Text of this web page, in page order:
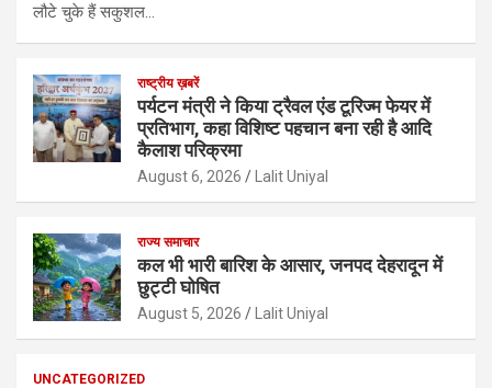
लौटे चुके हैं सकुशल…
राष्ट्रीय ख़बरें
पर्यटन मंत्री ने किया ट्रैवल एंड टूरिज्म फेयर में
प्रतिभाग, कहा विशिष्ट पहचान बना रही है आदि
कैलाश परिक्रमा
August 6, 2026 Lalit Uniyal
राज्य समाचार
कल भी भारी बारिश के आसार, जनपद देहरादून में
छुट्टी घोषित
August 5, 2026 Lalit Uniyal
UNCATEGORIZED